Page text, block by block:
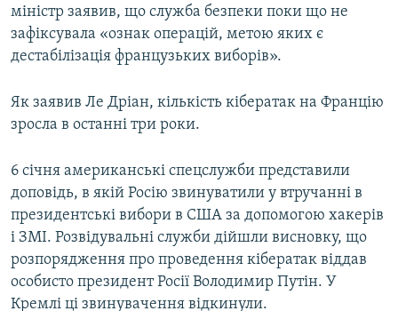
міністр заявив, що служба безпеки поки що не
зафіксувала «ознак операцій, метою яких є
дестабілізація французьких виборів».
Як заявив Ле Дріан, кількість кібератак на Францію
зросла в останні три роки.
6 січня американські спецслужби представили
доповідь, в якій Росію звинуватили у втручанні в
президентські вибори в США за допомогою хакерів
і ЗМІ. Розвідувальні служби дійшли висновку, що
розпорядження про проведення кібератак віддав
особисто президент Росії Володимир Путін. У
Кремлі ці звинувачення відкинули.